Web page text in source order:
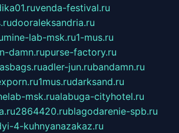
venda-festival.ru
dooraleksandria.ru
mine-lab-msk.ru1-mus.ru
damn.rupurse-factory.ru
adler-jun.rubandamn.ru
1mus.rudarksand.ru
msk.rualabuga-cityhotel.ru
2864420.rublagodarenie-spb.ru
4-kuhnyanazakaz.ru